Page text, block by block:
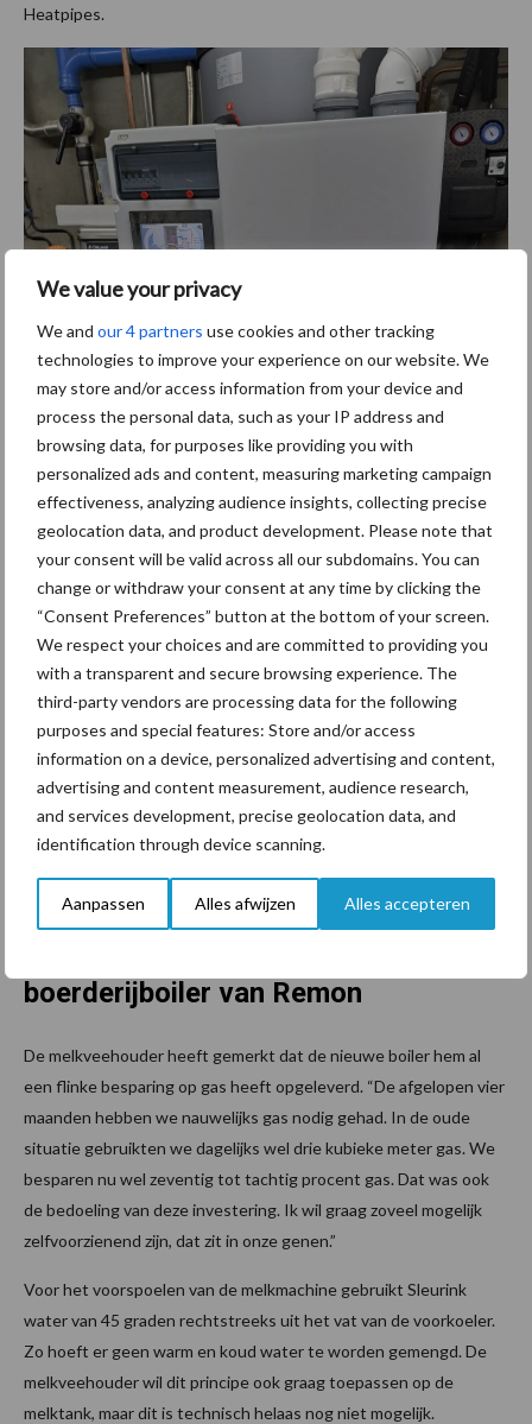
We value your privacy
We and our 4 partners use cookies and other tracking
technologies to improve your experience on our website. We
may store and/or access information from your device and
process the personal data, such as your IP address and
browsing data, for purposes like providing you with
personalized ads and content, measuring marketing campaign
effectiveness, analyzing audience insights, collecting precise
geolocation data, and product development. Please note that
your consent will be valid across all our subdomains. You can
change or withdraw your consent at any time by clicking the
“Consent Preferences” button at the bottom of your screen.
We respect your choices and are committed to providing you
with a transparent and secure browsing experience. The
third-party vendors are processing data for the following
purposes and special features: Store and/or access
information on a device, personalized advertising and content,
advertising and content measurement, audience research,
and services development, precise geolocation data, and
identification through device scanning.
Aanpassen Alles afwijzen Alles accepteren
Heatpipes.
Op 30 mei werd de RemonControler®HybrideBoerderijboiler op
het bedrijf geplaatst ter vervanging van de gasboiler.
“In de zomer warmen de heatpipes het water voldoende op. Ik
heb de hele zomer kunnen spoelen met water dat door de
heatpipes is verwarmd. Op een bewolkte dag stook ik elektrisch
tot zestig graden Celsius bij tussen 11.00 en 16.00 uur. Dan is de
elektriciteit het goedkoopst omdat ik dan de zonnepanelen
benut. Voor echt warm water wordt het water bijverwarmd op
boerderijboiler van Remon
De melkveehouder heeft gemerkt dat de nieuwe boiler hem al
een flinke besparing op gas heeft opgeleverd. “De afgelopen vier
maanden hebben we nauwelijks gas nodig gehad. In de oude
situatie gebruikten we dagelijks wel drie kubieke meter gas. We
besparen nu wel zeventig tot tachtig procent gas. Dat was ook
de bedoeling van deze investering. Ik wil graag zoveel mogelijk
zelfvoorzienend zijn, dat zit in onze genen.”
Voor het voorspoelen van de melkmachine gebruikt Sleurink
water van 45 graden rechtstreeks uit het vat van de voorkoeler.
Zo hoeft er geen warm en koud water te worden gemengd. De
melkveehouder wil dit principe ook graag toepassen op de
melktank, maar dit is technisch helaas nog niet mogelijk.